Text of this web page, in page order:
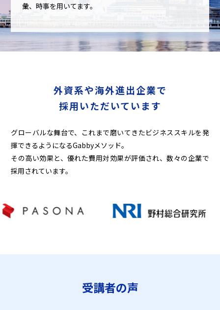
彙、時事を用いてます。
外資系や海外進出企業で
採用いただいています
グローバルな舞台で、これまで磨いてきたビジネススキルを発
揮できるようになるGabbyメソッド。
その高い効果と、優れた費用対効果が評価され、数々の企業で
採用されています。
受講者の声